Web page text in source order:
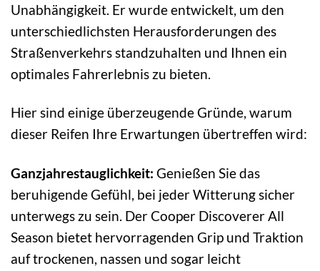
Unabhängigkeit. Er wurde entwickelt, um den
unterschiedlichsten Herausforderungen des
Straßenverkehrs standzuhalten und Ihnen ein
optimales Fahrerlebnis zu bieten.
Hier sind einige überzeugende Gründe, warum
dieser Reifen Ihre Erwartungen übertreffen wird:
Ganzjahrestauglichkeit: Genießen Sie das
beruhigende Gefühl, bei jeder Witterung sicher
unterwegs zu sein. Der Cooper Discoverer All
Season bietet hervorragenden Grip und Traktion
auf trockenen, nassen und sogar leicht